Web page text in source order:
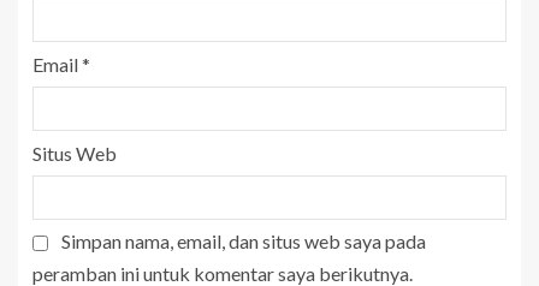
Email*
Situs Web
Simpan nama, email, dan situs web saya pada
peramban ini untuk komentar saya berikutnya.